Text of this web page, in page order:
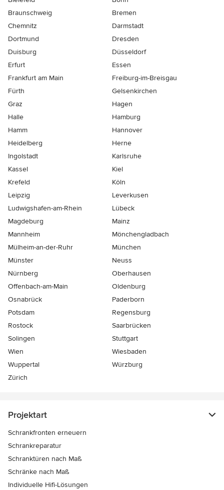
Braunschweig
Bremen
Chemnitz
Darmstadt
Dortmund
Dresden
Duisburg
Düsseldorf
Erfurt
Essen
Frankfurt am Main
Freiburg-im-Breisgau
Fürth
Gelsenkirchen
Graz
Hagen
Halle
Hamburg
Hamm
Hannover
Heidelberg
Herne
Ingolstadt
Karlsruhe
Kassel
Kiel
Krefeld
Köln
Leipzig
Leverkusen
Ludwigshafen-am-Rhein
Lübeck
Magdeburg
Mainz
Mannheim
Mönchen­gladbach
Mülheim-an-der-Ruhr
München
Münster
Neuss
Nürnberg
Oberhausen
Offenbach-am-Main
Oldenburg
Osnabrück
Paderborn
Potsdam
Regensburg
Rostock
Saarbrücken
Solingen
Stuttgart
Wien
Wiesbaden
Wuppertal
Würzburg
Zürich
Projektart
Schrankfronten erneuern
Schrankreparatur
Schranktüren nach Maß
Schränke nach Maß
Individuelle Hifi-Lösungen